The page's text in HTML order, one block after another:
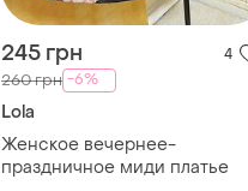
245 грн 4
260 грн -6%
Lola
Женское вечернее-
праздничное миди платье